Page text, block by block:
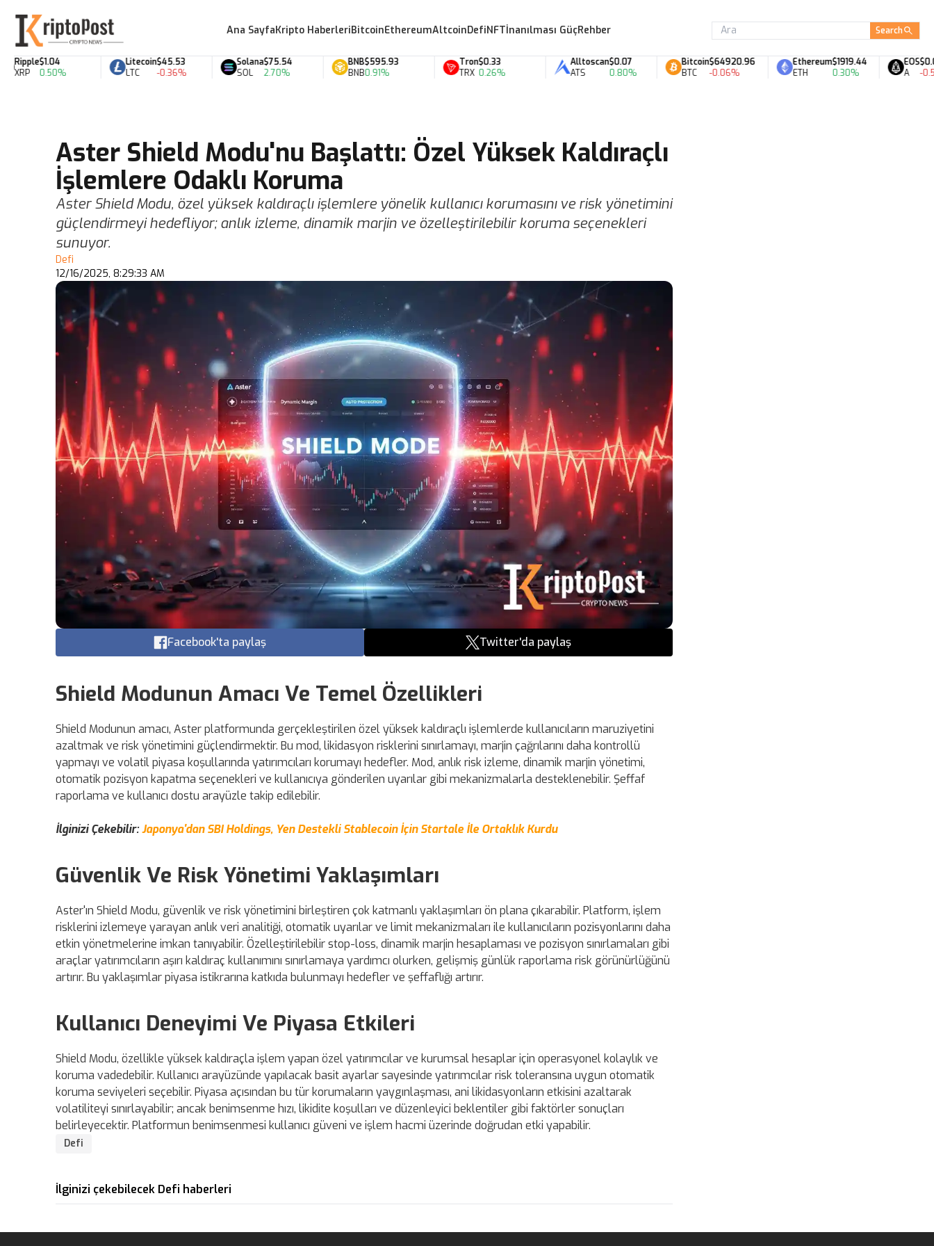
Ana SayfaKripto HaberleriBitcoinEthereumAltcoinDefiNFTİnanılması GüçRehber Search
$1.04
0.50%
Litecoin
LTC
$45.53
-0.36%
Solana
SOL
$75.54
2.70%
BNB
BNB
$595.93
0.91%
Tron
TRX
$0.33
0.26%
Alltoscan
ATS
$0.07
0.80%
Bitcoin
BTC
$64920.96
-0.06%
Ethereum
ETH
$1919.44
0.30%
EOS
A
$0.06
-0.54%
Aster Shield Modu'nu Başlattı: Özel Yüksek Kaldıraçlı
İşlemlere Odaklı Koruma
Aster Shield Modu, özel yüksek kaldıraçlı işlemlere yönelik kullanıcı korumasını ve risk yönetimini
güçlendirmeyi hedefliyor; anlık izleme, dinamik marjin ve özelleştirilebilir koruma seçenekleri
sunuyor.
Defi
12/16/2025, 8:29:33 AM
Facebook'ta paylaş Twitter'da paylaş
Shield Modunun Amacı Ve Temel Özellikleri
Shield Modunun amacı, Aster platformunda gerçekleştirilen özel yüksek kaldıraçlı işlemlerde kullanıcıların maruziyetini
azaltmak ve risk yönetimini güçlendirmektir. Bu mod, likidasyon risklerini sınırlamayı, marjin çağrılarını daha kontrollü
yapmayı ve volatil piyasa koşullarında yatırımcıları korumayı hedefler. Mod, anlık risk izleme, dinamik marjin yönetimi,
otomatik pozisyon kapatma seçenekleri ve kullanıcıya gönderilen uyarılar gibi mekanizmalarla desteklenebilir. Şeffaf
raporlama ve kullanıcı dostu arayüzle takip edilebilir.
İlginizi Çekebilir:Japonya'dan SBI Holdings, Yen Destekli Stablecoin İçin Startale İle Ortaklık Kurdu
Güvenlik Ve Risk Yönetimi Yaklaşımları
Aster'ın Shield Modu, güvenlik ve risk yönetimini birleştiren çok katmanlı yaklaşımları ön plana çıkarabilir. Platform, işlem
risklerini izlemeye yarayan anlık veri analitiği, otomatik uyarılar ve limit mekanizmaları ile kullanıcıların pozisyonlarını daha
etkin yönetmelerine imkan tanıyabilir. Özelleştirilebilir stop-loss, dinamik marjin hesaplaması ve pozisyon sınırlamaları gibi
araçlar yatırımcıların aşırı kaldıraç kullanımını sınırlamaya yardımcı olurken, gelişmiş günlük raporlama risk görünürlüğünü
artırır. Bu yaklaşımlar piyasa istikrarına katkıda bulunmayı hedefler ve şeffaflığı artırır.
Kullanıcı Deneyimi Ve Piyasa Etkileri
Shield Modu, özellikle yüksek kaldıraçla işlem yapan özel yatırımcılar ve kurumsal hesaplar için operasyonel kolaylık ve
koruma vadedebilir. Kullanıcı arayüzünde yapılacak basit ayarlar sayesinde yatırımcılar risk toleransına uygun otomatik
koruma seviyeleri seçebilir. Piyasa açısından bu tür korumaların yaygınlaşması, ani likidasyonların etkisini azaltarak
volatiliteyi sınırlayabilir; ancak benimsenme hızı, likidite koşulları ve düzenleyici beklentiler gibi faktörler sonuçları
belirleyecektir. Platformun benimsenmesi kullanıcı güveni ve işlem hacmi üzerinde doğrudan etki yapabilir.
Defi
İlginizi çekebilecek Defi haberleri